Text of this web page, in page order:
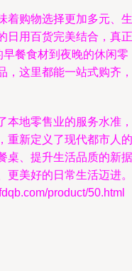
着购物选择更加多元、生
日用百货完美结合，真正
早餐食材到夜晚的休闲零
，这里都能一站式购齐，
本地零售业的服务水准，
重新定义了现代都市人的
桌、提升生活品质的新据
更美好的日常生活迈进。
product/50.html